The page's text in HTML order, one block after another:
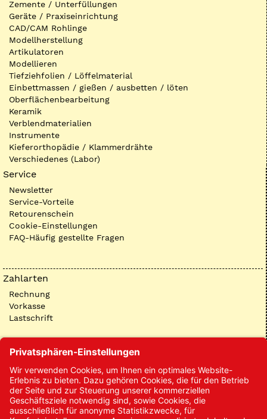
Zemente / Unterfüllungen
Geräte / Praxiseinrichtung
CAD/CAM Rohlinge
Modellherstellung
Artikulatoren
Modellieren
Tiefziehfolien / Löffelmaterial
Einbettmassen / gießen / ausbetten / löten
Oberflächenbearbeitung
Keramik
Verblendmaterialien
Instrumente
Kieferorthopädie / Klammerdrähte
Verschiedenes (Labor)
Service
Newsletter
Service-Vorteile
Retourenschein
Cookie-Einstellungen
FAQ-Häufig gestellte Fragen
Zahlarten
Rechnung
Vorkasse
Lastschrift
Kontakt
Kontakt/Anfrage
Neukundenanmeldung